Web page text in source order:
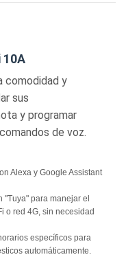
10A
comodidad y
sus
y programar
de voz.
Alexa y Google Assistant
"Tuya" para manejar el
o red 4G, sin necesidad
específicos para
automáticamente.